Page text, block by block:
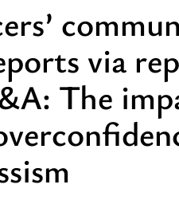
via
The